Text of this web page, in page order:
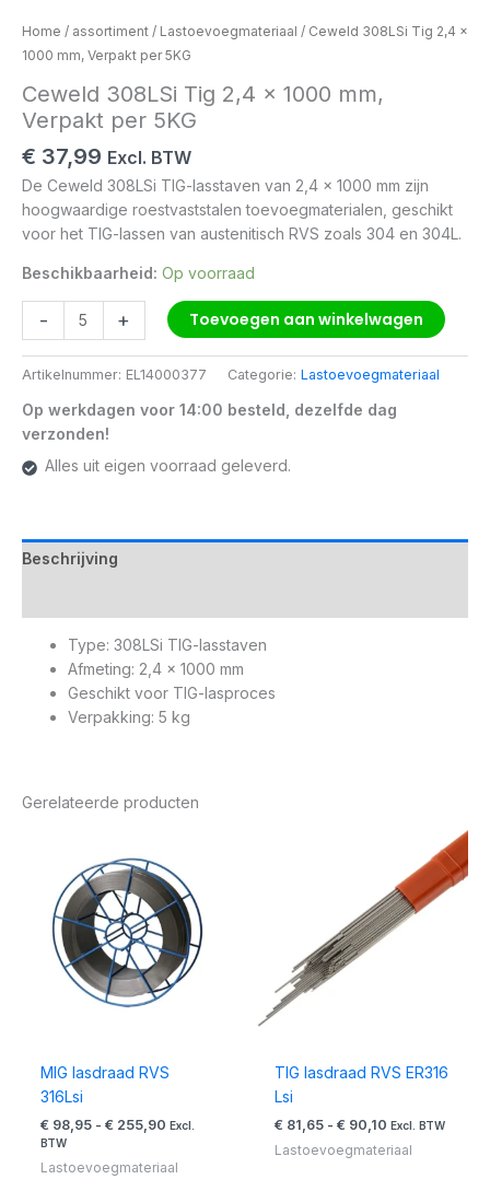
Home / assortiment / Lastoevoegmateriaal / Ceweld 308LSi Tig 2,4 x
1000 mm, Verpakt per 5KG
Ceweld 308LSi Tig 2,4 x 1000 mm,
Verpakt per 5KG
€ 37,99 Excl. BTW
De Ceweld 308LSi TIG-lasstaven van 2,4 x 1000 mm zijn
hoogwaardige roestvaststalen toevoegmaterialen, geschikt
voor het TIG-lassen van austenitisch RVS zoals 304 en 304L.
Beschikbaarheid: Op voorraad
- + Toevoegen aan winkelwagen
Artikelnummer: EL14000377 Categorie: Lastoevoegmateriaal
Op werkdagen voor 14:00 besteld, dezelfde dag
verzonden!
Alles uit eigen voorraad geleverd.
Beschrijving
Type: 308LSi TIG-lasstaven
Afmeting: 2,4 x 1000 mm
Geschikt voor TIG-lasproces
Verpakking: 5 kg
Gerelateerde producten
MIG lasdraad RVS
316Lsi
€ 98,95 - € 255,90
tot
€ 255,90
Excl.
BTW
Lastoevoegmateriaal
TIG lasdraad RVS ER316
Lsi
€ 81,65 - € 90,10
Prijsklasse:
€ 90,10
Excl. BTW
Lastoevoegmateriaal